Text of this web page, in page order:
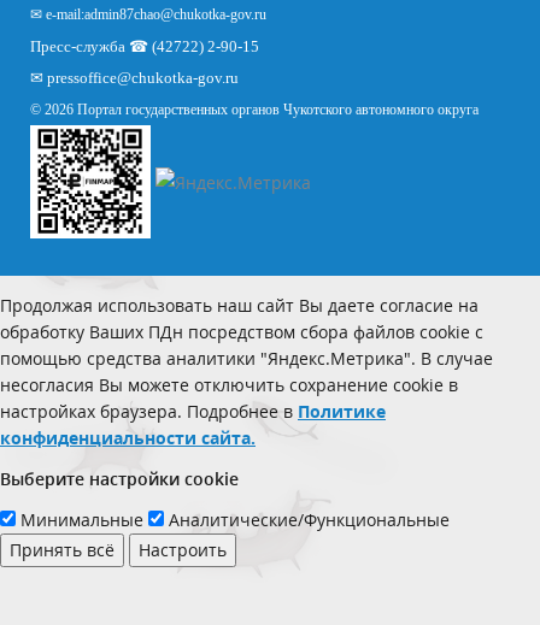
✉ e-mail:admin87chao@chukotka-gov.ru
Пресс-служба ☎ (42722) 2-90-15
✉ pressoffice@chukotka-gov.ru
© 2026 Портал государственных органов Чукотского автономного округа
Продолжая использовать наш сайт Вы даете согласие на
обработку Ваших ПДн посредством сбора файлов cookie с
помощью средства аналитики "Яндекс.Метрика". В случае
несогласия Вы можете отключить сохранение cookie в
настройках браузера. Подробнее в Политике
конфиденциальности сайта.
Выберите настройки cookie
Минимальные
Аналитические/Функциональные
Принять всё
Настроить